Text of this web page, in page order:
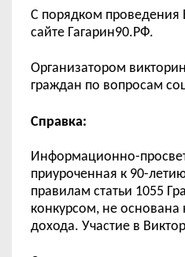
С порядком проведения
сайте Гагарин90.РФ.
Организатором
граждан по вопросам
Справка:
Информационно-
приуроченная к 90-
правилам статьи 1055
конкурсом, не основана
дохода. Участие в